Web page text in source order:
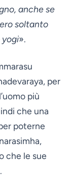
anche se
soltanto
».
per
più
che una
poterne
che le sue